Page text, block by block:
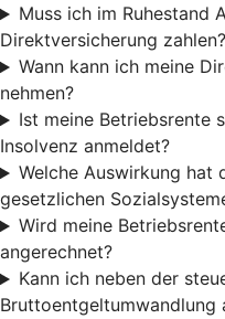
Muss ich im Ruhestand
Direktversicherung zahlen?
Wann kann ich meine
nehmen?
Ist meine Betriebsrente
Insolvenz anmeldet?
Welche Auswirkung hat
gesetzlichen
Wird meine
angerechnet?
Kann ich neben der
Bruttoentgeltumwandlung